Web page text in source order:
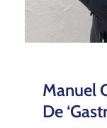
Manuel
De